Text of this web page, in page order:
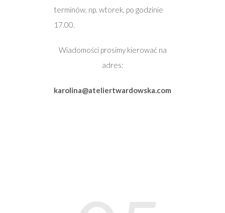
terminów, np. wtorek, po godzinie
17.00.
Wiadomości prosimy kierować na
adres:
karolina@ateliertwardowska.com